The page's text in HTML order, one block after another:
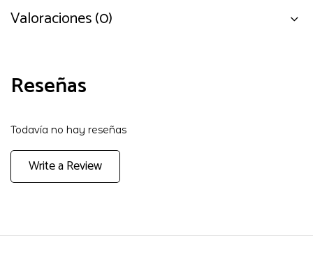
Valoraciones (0)
Reseñas
Todavía no hay reseñas
Write a Review